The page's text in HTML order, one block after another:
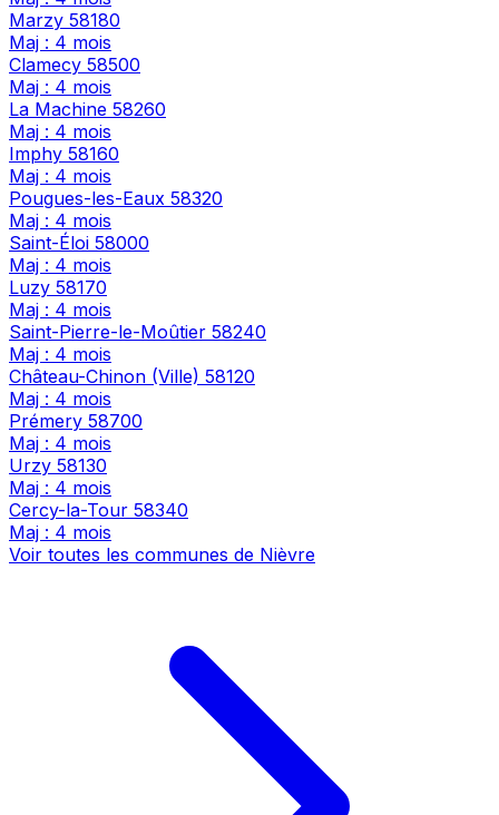
Marzy 58180
Maj : 4 mois
Clamecy 58500
Maj : 4 mois
La Machine 58260
Maj : 4 mois
Imphy 58160
Maj : 4 mois
Pougues-les-Eaux 58320
Maj : 4 mois
Saint-Éloi 58000
Maj : 4 mois
Luzy 58170
Maj : 4 mois
Saint-Pierre-le-Moûtier 58240
Maj : 4 mois
Château-Chinon (Ville) 58120
Maj : 4 mois
Prémery 58700
Maj : 4 mois
Urzy 58130
Maj : 4 mois
Cercy-la-Tour 58340
Maj : 4 mois
Voir toutes les communes de Nièvre